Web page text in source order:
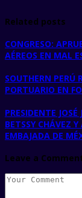
Related posts
CONGRESO:
AÉREOS EN MAL
SOUTHERN PERÚ
PORTUARIO EN
PRESIDENTE
BETSSY CHÁVEZ
EMBAJADA DE
Leave a